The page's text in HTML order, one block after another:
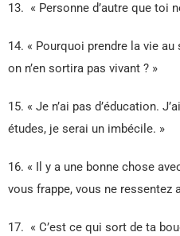
13. « Personne d’autre que toi
14. « Pourquoi prendre la vie
on n’en sortira pas vivant ? »
15. « Je n’ai pas d’éducation.
études, je serai un imbécile. »
16. « Il y a une bonne chose
vous frappe, vous ne ressentez
17. « C’est ce qui sort de ta